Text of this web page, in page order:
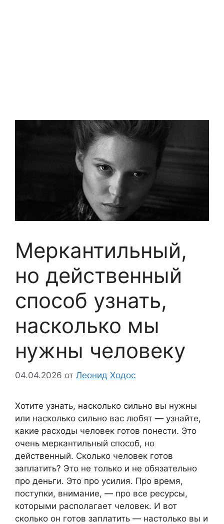
Меркантильный,
но действенный
способ узнать,
насколько мы
нужны человеку
04.04.2026 от Леонид Ходос
Хотите узнать, насколько сильно вы нужны
или насколько сильно вас любят — узнайте,
какие расходы человек готов понести. Это
очень меркантильный способ, но
действенный. Сколько человек готов
заплатить? Это не только и не обязательно
про деньги. Это про усилия. Про время,
поступки, внимание, — про все ресурсы,
которыми располагает человек. И вот
сколько он готов заплатить — настолько вы и